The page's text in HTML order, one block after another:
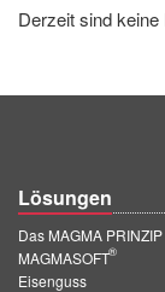
MAGMA
ES
MAGMA
PT
Derzeit sind
Lösungen
Das MAGMA PRINZIP
MAGMASOFT
®
Eisenguss